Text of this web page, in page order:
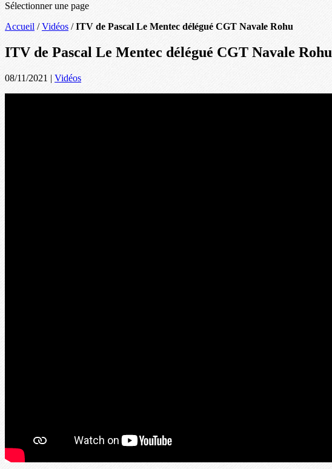
Sélectionner une page
Accueil /Vidéos /ITV de Pascal Le Mentec délégué CGT Navale Rohu
ITV de Pascal Le Mentec délégué CGT Navale Rohu
08/11/2021 | Vidéos